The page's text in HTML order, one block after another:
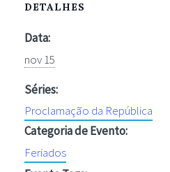
DETALHES
Data:
nov 15
Séries:
Proclamação da República
Categoria de Evento:
Feriados